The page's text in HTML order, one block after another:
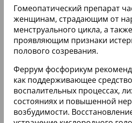
Гомеопатический препарат
женщинам, страдающим от
менструального цикла, а
проявляющим признаки
полового созревания.
Феррум фосфорикум
как поддерживающее
воспалительных процессах,
состояниях и повышенной
возбудимости.